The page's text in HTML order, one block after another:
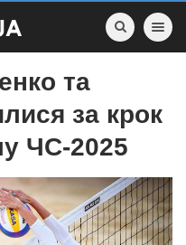
Toggle
та
за крок
ЧС-2025